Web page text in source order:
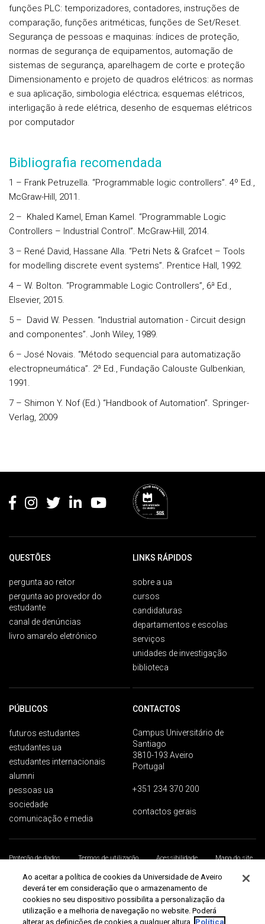
funções PLC: temporizadores, contadores, instruções de
comparação, funções aritméticas, funções de Set/Reset.
Segurança de pessoas e maquinas: índices de proteção,
normas de segurança de equipamentos, automação de
sistemas de segurança, aparelhagem de corte e proteção
Dimensionamento e projeto de quadros elétricos: as normas
e sua aplicação, simbologia eléctrica; esquemas elétricos,
interligação à rede elétrica, desenho de esquemas elétricos
por computador
Bibliografia recomendada
1 – Frank Petruzella. “Programmable logic controllers”. 4º Ed.,
McGraw-Hill, 2011.
2 – Khaled Kamel, Eman Kamel. “Programmable Logic
Controllers – Industrial Control”. McGraw-Hill, 2014.
3 – René David, Hassane Alla. “Petri Nets & Grafcet – Tools
for modelling discrete event systems”. Prentice Hall, 1992.
4 – W. Bolton. “Programmable Logic Controllers”, 6ª Ed.,
Elsevier, 2015.
5 – David W. Pessen. “Industrial automation - Circuit design
and componentes”. Jonh Wiley, 1989.
6 – José Novais. “Método sequencial para automatização
electropneumática”. 2ª Ed., Fundação Calouste Gulbenkian,
1991.
7 – Shimon Y. Nof (Ed.) “Handbook ofAutomation”. Springer-
Verlag, 2009
QUESTÕES
pergunta ao reitor
pergunta ao provedor do
estudante
canal de denúncias
livro amarelo eletrónico
LINKS RÁPIDOS
sobre a ua
cursos
candidaturas
departamentos e escolas
serviços
unidades de investigação
biblioteca
PÚBLICOS
futuros estudantes
estudantes ua
estudantes internacionais
alumni
pessoas ua
sociedade
comunicação e media
CONTACTOS
Campus Universitário de
Santiago
3810-193 Aveiro
Portugal
+351 234 370 200
contactos gerais
Proteção de dados Termos de utilização Acessibilidade
Mapa do site
Universidade de Aveiro 2026
Ao aceitar a política de cookies da Universidade de Aveiro
deverá ter em consideração que o armazenamento de
cookies no seu dispositivo possibilita a personalização da
utilização e a melhoria de navegação no website. Poderá
alterar as definições de cookies a qualquer altura.
Política